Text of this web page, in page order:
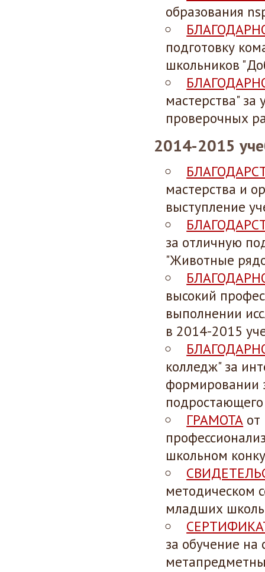
образования
подготовку
школьников
мастерства" за
проверочных
2014-2015
мастерства и
выступление
за отличную
"Животные
высокий
выполнении
в 2014-2015
колледж" за
формировании
ГРАМОТА
школьном
методическом
младших
за обучение